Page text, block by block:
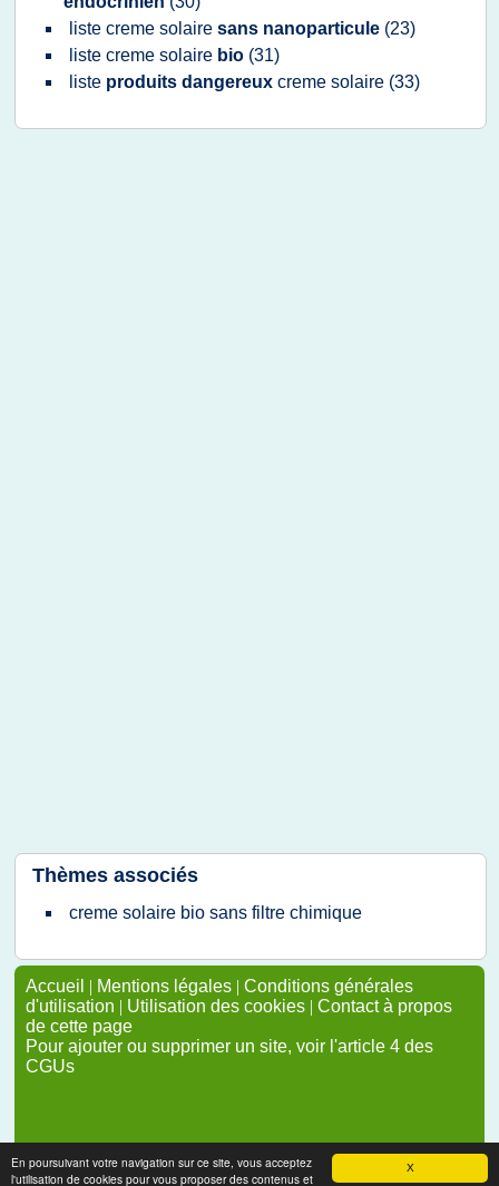
X
En poursuivant votre navigation sur ce site, vous acceptez
l'utilisation de cookies pour vous proposer des contenus et
liste creme solaire sans nanoparticule (23)
liste creme solaire bio (31)
liste produits dangereux creme solaire (33)
Thèmes associés
creme solaire bio sans filtre chimique
Accueil | Mentions légales | Conditions générales
d'utilisation | Utilisation des cookies | Contact à propos
de cette page
Pour ajouter ou supprimer un site, voir l'article 4 des
CGUs